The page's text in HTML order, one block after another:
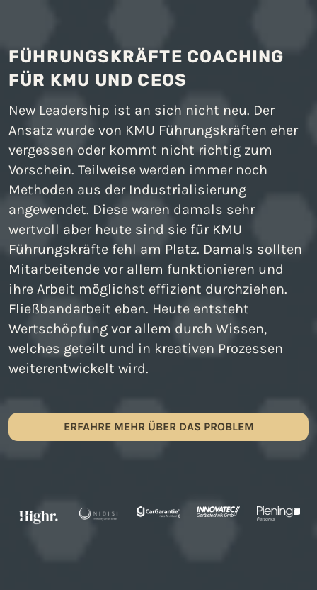
FÜHRUNGSKRÄFTE COACHING
FÜR KMU UND CEOS
New Leadership ist an sich nicht neu. Der
Ansatz wurde von KMU Führungskräften eher
vergessen oder kommt nicht richtig zum
Vorschein. Teilweise werden immer noch
Methoden aus der Industrialisierung
angewendet. Diese waren damals sehr
wertvoll aber heute sind sie für KMU
Führungskräfte fehl am Platz. Damals sollten
Mitarbeitende vor allem funktionieren und
ihre Arbeit möglichst effizient durchziehen.
Fließbandarbeit eben. Heute entsteht
Wertschöpfung vor allem durch Wissen,
welches geteilt und in kreativen Prozessen
weiterentwickelt wird.
ERFAHRE MEHR ÜBER DAS PROBLEM